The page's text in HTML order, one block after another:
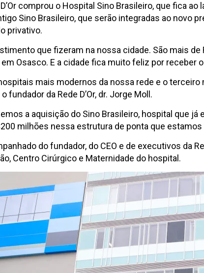
comprou o Hospital Sino Brasileiro, que fica
Sino Brasileiro, que serão integradas ao novo
privativo.
que fizeram na nossa cidade. São mais
Osasco. E a cidade fica muito feliz por receber
mais modernos da nossa rede e o
fundador da Rede D’Or, dr. Jorge Moll.
a aquisição do Sino Brasileiro, hospital que
milhões nessa estrutura de ponta que estamos
do fundador, do CEO e de executivos da
Centro Cirúrgico e Maternidade do hospital.